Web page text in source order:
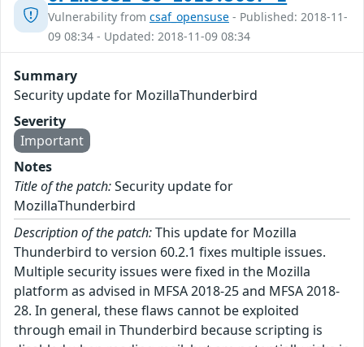
Vulnerability from csaf_opensuse - Published: 2018-11-
09 08:34 - Updated: 2018-11-09 08:34
Summary
Security update for MozillaThunderbird
Severity
Important
Notes
Title of the patch:Security update for
MozillaThunderbird
Description of the patch:This update for Mozilla
Thunderbird to version 60.2.1 fixes multiple issues.
Multiple security issues were fixed in the Mozilla
platform as advised in MFSA 2018-25 and MFSA 2018-
28. In general, these flaws cannot be exploited
through email in Thunderbird because scripting is